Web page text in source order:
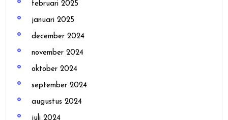
februari 2025
januari 2025
december 2024
november 2024
oktober 2024
september 2024
augustus 2024
juli 2024